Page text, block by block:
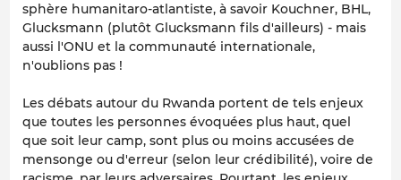
sphère humanitaro-atlantiste, à savoir Kouchner, BHL,
Glucksmann (plutôt Glucksmann fils d'ailleurs) - mais
aussi l'ONU et la communauté internationale,
n'oublions pas !
Les débats autour du Rwanda portent de tels enjeux
que toutes les personnes évoquées plus haut, quel
que soit leur camp, sont plus ou moins accusées de
mensonge ou d'erreur (selon leur crédibilité), voire de